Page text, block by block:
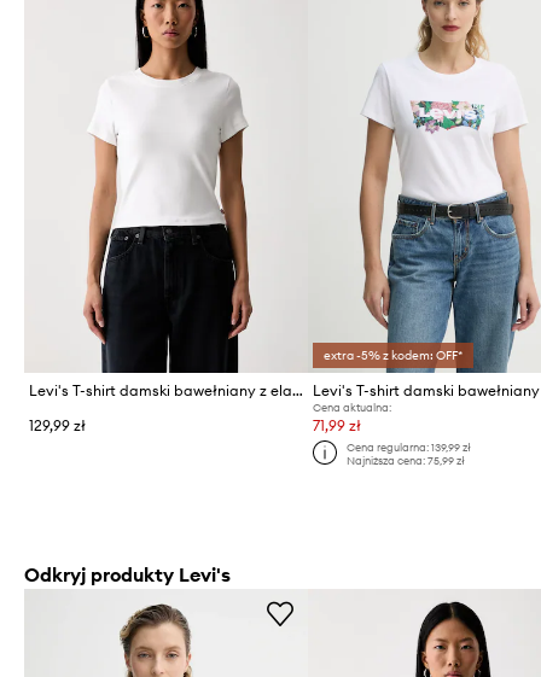
Levi's T-shirt damski bawełniany z elastanem ESSENTIAL BABY
129,99 zł
extra -5% z kodem: OFF*
Cena aktualna:
71,99 zł
Cena regularna: 139,99 zł
Najniższa cena: 75,99 zł
Odkryj produkty Levi's